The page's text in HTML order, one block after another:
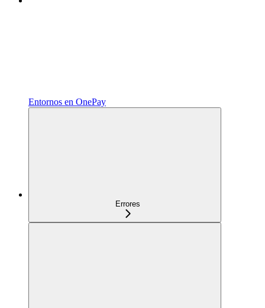
Entornos en OnePay
Errores